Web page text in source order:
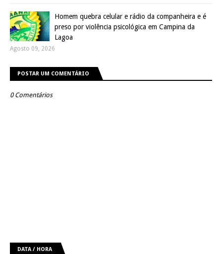
Homem quebra celular e rádio da companheira e é
preso por violência psicológica em Campina da
Lagoa
Agosto 09, 2026
POSTAR UM COMENTÁRIO
0 Comentários
DATA / HORA